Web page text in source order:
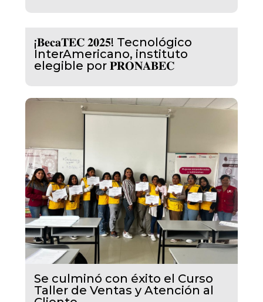
¡𝐁𝐞𝐜𝐚𝐓𝐄𝐂 𝟐𝟎𝟐𝟓! Tecnológico
InterAmericano, instituto
elegible por 𝐏𝐑𝐎𝐍𝐀𝐁𝐄𝐂
Se culminó con éxito el Curso
Taller de Ventas y Atención al